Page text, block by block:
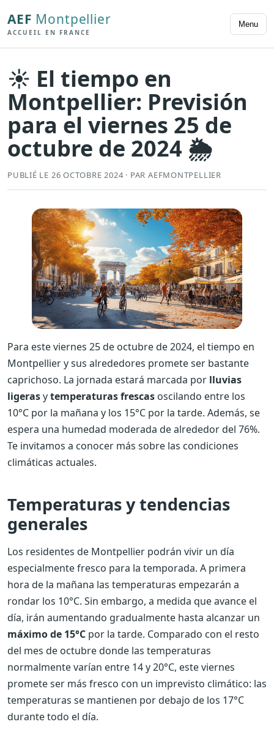
AEF Montpellier
ACCUEIL EN FRANCE
Menu
☀️ El tiempo en
Montpellier: Previsión
para el viernes 25 de
octubre de 2024 🌦️
PUBLIÉ LE 26 OCTOBRE 2024 · PAR AEFMONTPELLIER
Para este viernes 25 de octubre de 2024, el tiempo en
Montpellier y sus alrededores promete ser bastante
caprichoso. La jornada estará marcada por lluvias
ligerasytemperaturas frescas oscilando entre los
10°C por la mañana y los 15°C por la tarde. Además, se
espera una humedad moderada de alrededor del 76%.
Te invitamos a conocer más sobre las condiciones
climáticas actuales.
Temperaturas y tendencias
generales
Los residentes de Montpellier podrán vivir un día
especialmente fresco para la temporada. A primera
hora de la mañana las temperaturas empezarán a
rondar los 10°C. Sin embargo, a medida que avance el
día, irán aumentando gradualmente hasta alcanzar un
máximo de 15°C por la tarde. Comparado con el resto
del mes de octubre donde las temperaturas
normalmente varían entre 14 y 20°C, este viernes
promete ser más fresco con un imprevisto climático: las
temperaturas se mantienen por debajo de los 17°C
durante todo el día.